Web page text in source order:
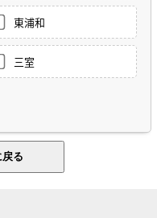
東浦和
三室